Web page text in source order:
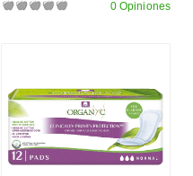
0 Opiniones